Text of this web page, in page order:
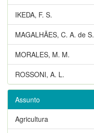
IKEDA, F. S.
MAGALHÃES, C. A. de S.
MORALES, M. M.
ROSSONI, A. L.
Assunto
Agricultura